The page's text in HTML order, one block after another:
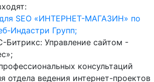
SEO «ИНТЕРНЕТ-МАГАЗИН» по
Индастри Групп;
Битрикс: Управление сайтом -
консультаций
отдела ведения интернет-проектов